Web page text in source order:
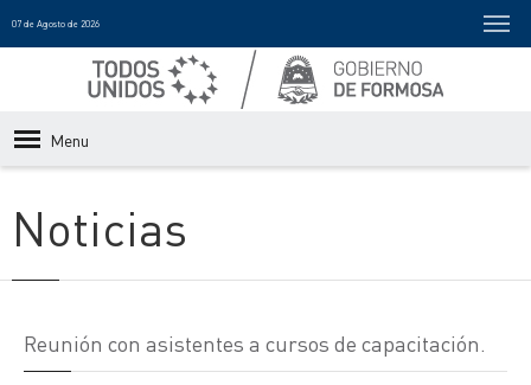
07 de Agosto de 2026
Menu
Noticias
Reunión con asistentes a cursos de capacitación.